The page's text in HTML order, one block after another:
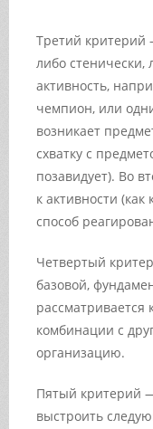
Третий критерий
либо стенически,
активность,
чемпион, или
возникает
схватку с
позавидует). Во
к активности
способ
Четвертый
базовой,
рассматривается
комбинации с
организацию.
Пятый критерий
выстроить